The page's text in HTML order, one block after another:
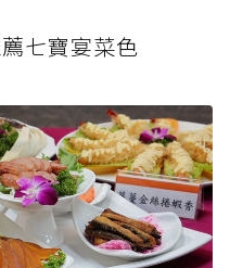
七寶宴菜色